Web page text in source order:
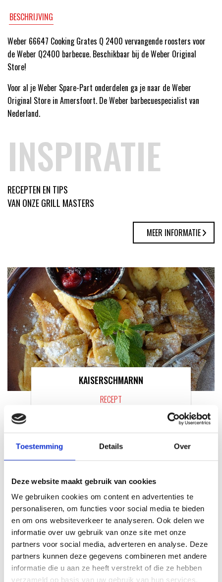
Toestemming Details Over
Deze website maakt gebruik van cookies
We gebruiken cookies om content en advertenties te
personaliseren, om functies voor social media te bieden
en om ons websiteverkeer te analyseren. Ook delen we
informatie over uw gebruik van onze site met onze
partners voor social media, adverteren en analyse. Deze
partners kunnen deze gegevens combineren met andere
informatie die u aan ze heeft verstrekt of die ze hebben
verzameld op basis van uw gebruik van hun services.
BESCHRIJVING
Weber 66647 Cooking Grates Q 2400 vervangende roosters voor
de Weber Q2400 barbecue. Beschikbaar bij de Weber Original
Store!
Voor al je Weber Spare-Part onderdelen ga je naar de Weber
Original Store in Amersfoort. De Weber barbecuespecialist van
Nederland.
INSPIRATIE
RECEPTEN EN TIPS
VAN ONZE GRILL MASTERS
MEER INFORMATIE
KAISERSCHMARNN
RECEPT
VITELLO TONNATO VAN DE
SEARWOOD